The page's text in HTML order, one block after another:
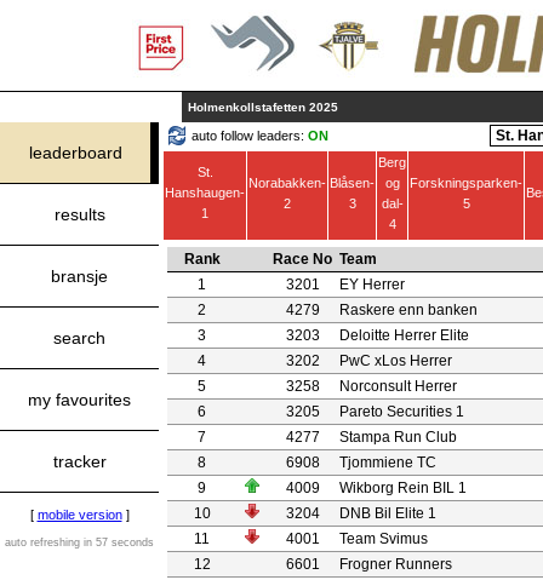
Holmenkollstafetten 2025
leaderboard
results
bransje
search
my favourites
tracker
[ mobile version]
auto refreshing in 57 seconds
auto follow leaders: ON
St.
Hanshaugen-
1
Norabakken-
2
Blåsen-
3
Berg
og
dal-
4
Forskningsparken-
5
Rank Race No Team
1
3201
EY Herrer
2
4279
Raskere enn banken
3
3203
Deloitte Herrer Elite
4
3202
PwC xLos Herrer
5
3258
Norconsult Herrer
6
3205
Pareto Securities 1
7
4277
Stampa Run Club
8
6908
Tjommiene TC
9
4009
Wikborg Rein BIL 1
10
3204
DNB Bil Elite 1
11
4001
Team Svimus
12
6601
Frogner Runners